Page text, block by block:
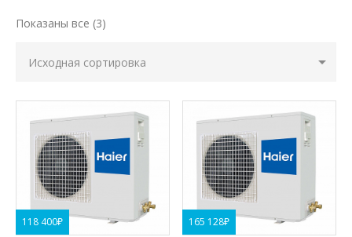
Показаны все (3)
118 400₽ 165 128₽